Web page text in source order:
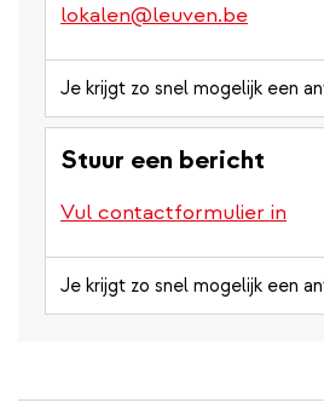
lokalen@leuven.be
Je krijgt zo snel mogelijk een
Stuur een bericht
Vul contactformulier in
Je krijgt zo snel mogelijk een